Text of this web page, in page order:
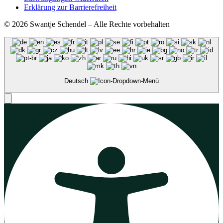
Erklärung zur Barrierefreiheit
© 2026 Swantje Schendel – Alle Rechte vorbehalten
Deutsch